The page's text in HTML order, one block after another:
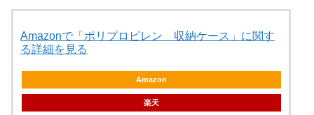
Amazonで「ポリプロピレン 収納ケース」に関す
る詳細を見る
Amazon
楽天